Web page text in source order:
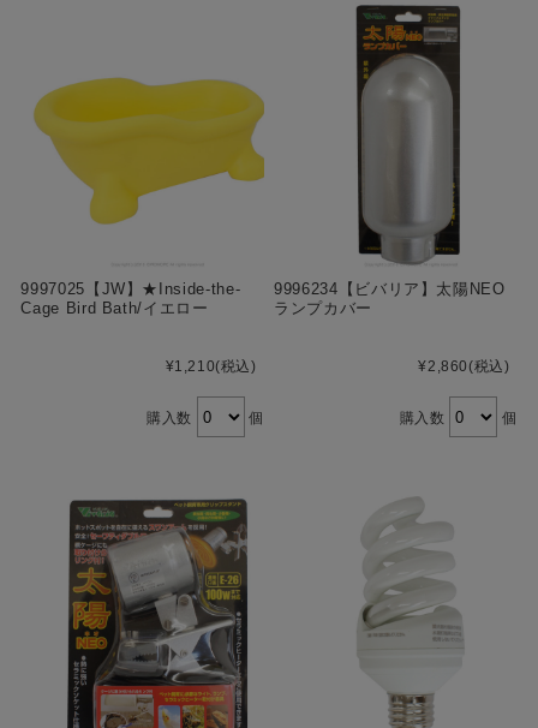
9997025【JW】★Inside-the-
Cage Bird Bath/イエロー
¥1,210(税込)
購入数 個
9996234【ビバリア】太陽NEO
ランプカバー
¥2,860(税込)
購入数 個